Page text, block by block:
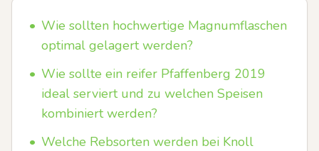
• Wie sollten hochwertige Magnumflaschen
optimal gelagert werden?
• Wie sollte ein reifer Pfaffenberg 2019
ideal serviert und zu welchen Speisen
kombiniert werden?
• Welche Rebsorten werden bei Knoll